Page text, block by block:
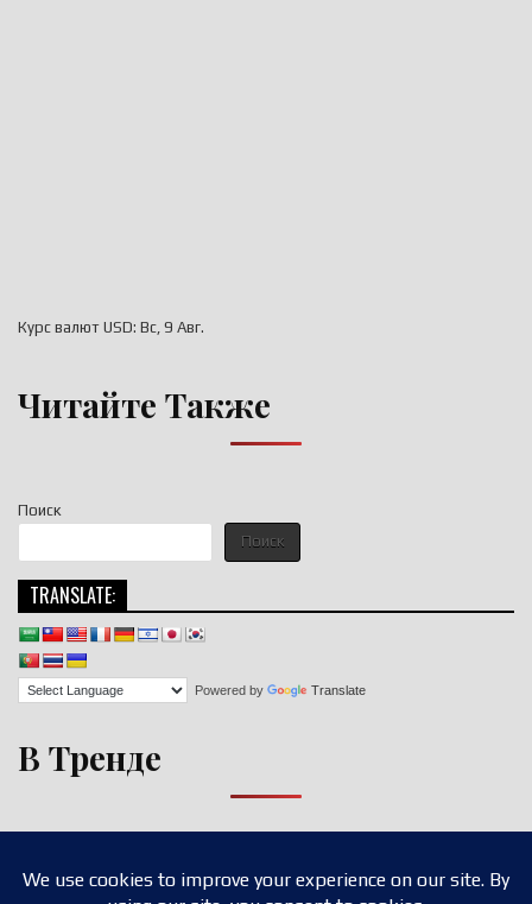
Поиск
Поиск
TRANSLATE:
Powered by Translate
В Тренде
Курс валют USD: Вс, 9 Авг.
Читайте Также